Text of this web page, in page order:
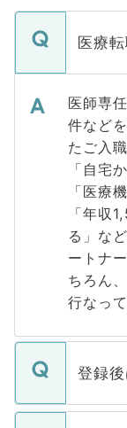
医療
医師専
件など
たご入
「自宅
「医療
「年収
る」な
ートナ
ちろん
行なっ
登録
ご登録